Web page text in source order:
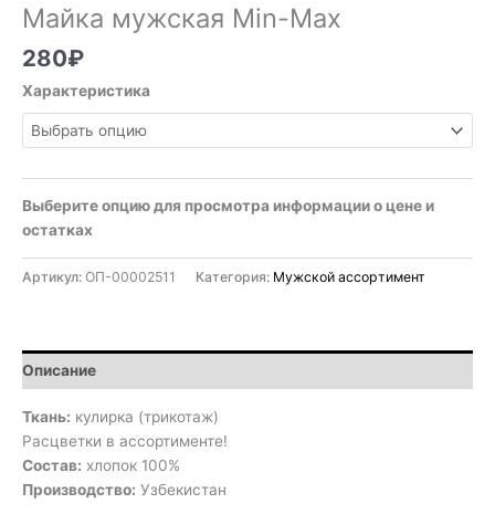
Майка мужская Min-Max
280₽
Характеристика
Выберите опцию для просмотра информации о цене и
остатках
Артикул: ОП-00002511 Категория: Мужской ассортимент
Описание
Ткань: кулирка (трикотаж)
Расцветки в ассортименте!
Состав: хлопок 100%
Производство: Узбекистан